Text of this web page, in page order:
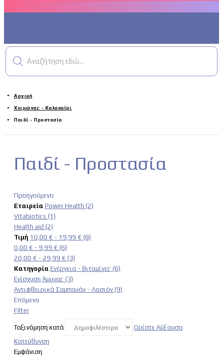
Αναζήτηση εδώ...
Αρχική
Χειμώνας - Καλοκαίρι
Παιδί - Προστασία
Παιδί - Προστασία
Προηγούμενο
Εταιρεία Power Health (2)
Vitabiotics (1)
Health aid (2)
Τιμή 10,00 € - 19,99 € (8)
0,00 € - 9,99 € (6)
20,00 € - 29,99 € (3)
Κατηγορία Ενέργεια - Βιταμίνες (6)
Ενίσχυση Άμυνας (3)
Αντιφθειρικά Σαμπουάν - Λοσιόν (9)
Επόμενο
Filter
Ταξινόμηση κατά
Ορίστε Αύξουσα
Κατεύθυνση
Εμφάνιση